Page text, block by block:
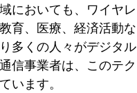
においても、ワイヤレ
育、医療、経済活動な
多くの人々がデジタル
信事業者は、このテク
います。